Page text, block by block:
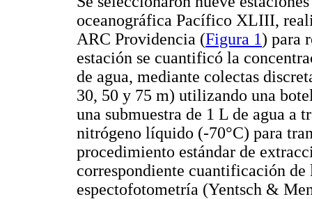
oceanográfica Pacífico XLIII,
ARC Providencia (Figura 1) para
estación se cuantificó la
de agua, mediante colectas
30, 50 y 75 m) utilizando una
una submuestra de 1 L de agua a
nitrógeno líquido (-70°C) para
procedimiento estándar de
correspondiente cuantificación
espectofotometría (Yentsch &